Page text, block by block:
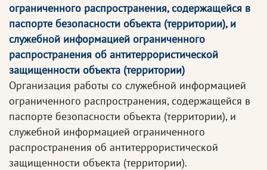
ограниченного распространения, содержащейся в
паспорте безопасности объекта (территории), и
служебной информацией ограниченного
распространения об антитеррористической
защищенности объекта (территории)
Организация работы со служебной информацией
ограниченного распространения, содержащейся в
паспорте безопасности объекта (территории), и
служебной информацией ограниченного
распространения об антитеррористической
защищенности объекта (территории).